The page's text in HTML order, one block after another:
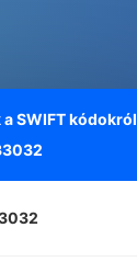
SWIFT kódokról